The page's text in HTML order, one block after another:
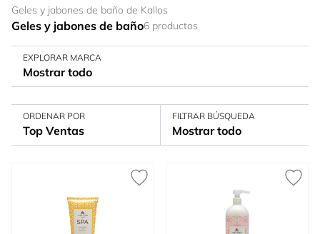
Geles y jabones de baño de Kallos
Geles y jabones de baño6 productos
EXPLORAR MARCA
Mostrar todo
ORDENAR POR
Top Ventas
FILTRAR BÚSQUEDA
Mostrar todo